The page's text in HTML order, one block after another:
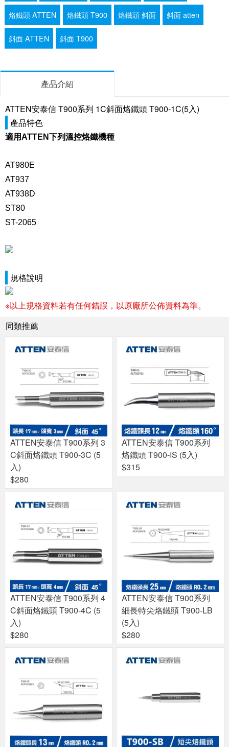
烙鐵頭 ATTEN 烙鐵頭 T900 烙鐵頭 斜面 斜面 atten
斜面 ATTEN 斜面 T900
產品介紹
ATTEN安泰信 T900系列 1C斜面烙鐵頭 T900-1C(5入)
產品特色
適用ATTEN下列溫控烙鐵機種
AT980E
AT937
AT938D
ST80
ST-2065
規格說明
※以上規格資料若有任何錯誤，以原廠所公佈資料為準。
同類推薦
ATTEN安泰信 T900系列 3
C斜面烙鐵頭 T900-3C (5
入)
$280
ATTEN安泰信 T900系列
烙鐵頭 T900-IS (5入)
$315
ATTEN安泰信 T900系列 4
C斜面烙鐵頭 T900-4C (5
入)
$280
ATTEN安泰信 T900系列
細長特尖烙鐵頭 T900-LB
(5入)
$280